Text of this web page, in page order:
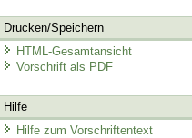
Drucken/Speichern
HTML-Gesamtansicht
Vorschrift als PDF
Hilfe
Hilfe zum Vorschriftentext